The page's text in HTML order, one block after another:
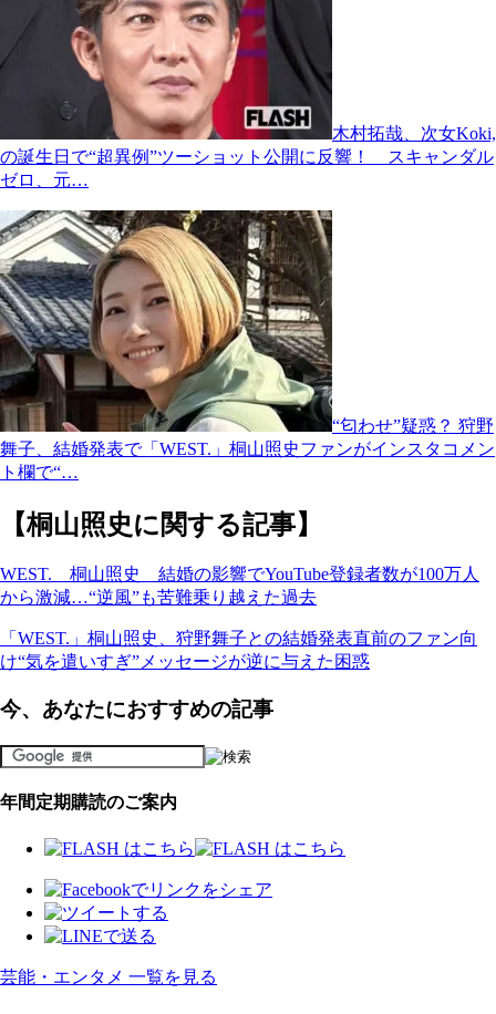
木村拓哉、次女Koki,
の誕生日で“超異例”ツーショット公開に反響！ スキャンダル
ゼロ、元…
“匂わせ”疑惑？ 狩野
舞子、結婚発表で「WEST.」桐山照史ファンがインスタコメン
ト欄で“…
【桐山照史に関する記事】
WEST. 桐山照史 結婚の影響でYouTube登録者数が100万人
から激減…“逆風”も苦難乗り越えた過去
「WEST.」桐山照史、狩野舞子との結婚発表直前のファン向
け“気を遣いすぎ”メッセージが逆に与えた困惑
今、あなたにおすすめの記事
年間定期購読のご案内
芸能・エンタメ 一覧を見る